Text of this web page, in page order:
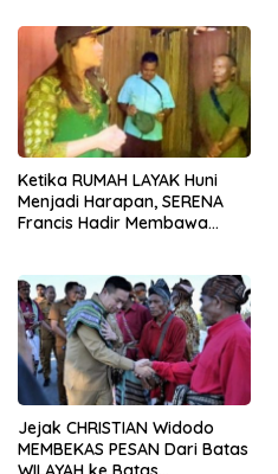
Ketika RUMAH LAYAK Huni
Menjadi Harapan, SERENA
Francis Hadir Membawa
Jejak CHRISTIAN Widodo
MEMBEKAS PESAN Dari Batas